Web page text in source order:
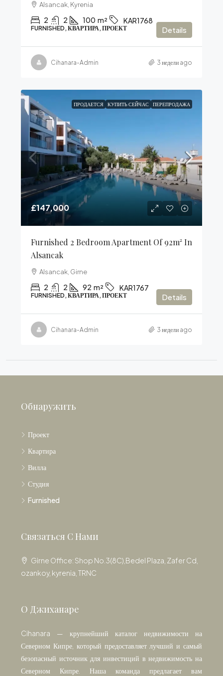
Alsancak, Kyrenia
2 2 100 m² KAR1768
FURNISHED, КВАРТИРА, ПРОЕКТ Details
Cihanara-Admin 3 недели ago
ПРОДАЕТСЯ КУПИТЬ СЕЙЧАС ПЕРЕПРОДАЖА
£147,000
Furnished 2 Bedroom Apartment Of 92m² In
Alsancak
Alsancak, Girne
2 2 92 m² KAR1767
FURNISHED, КВАРТИРА, ПРОЕКТ Details
Cihanara-Admin 3 недели ago
Обнаружить
Проект
Квартира
Вилла
Студия
Furnished
Связаться С Нами
Girne Office: Shop No.3(8C),Bedel Plaza, Zafer Cd,
ozankoy, kyrenia, TRNC
О Джиханаре
Cihanara — крупнейший каталог недвижимости на
Северном Кипре, который предоставляет лучший и самый
безопасный источник для инвестиций в недвижимость на
Северном Кипре. Наша команда предлагает вам